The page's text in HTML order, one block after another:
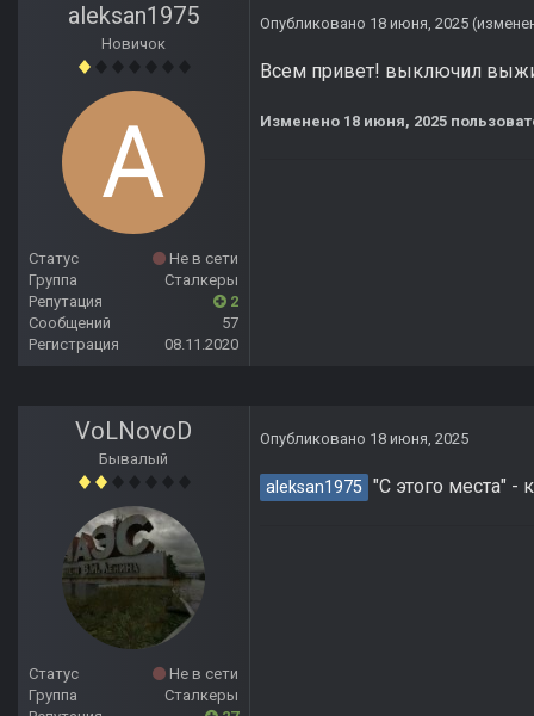
aleksan1975
Новичок
Статус
Не в сети
Группа
Сталкеры
Репутация
2
Сообщений
57
Регистрация
08.11.2020
Опубликовано 18 июня, 2025
Всем привет! выключил
Изменено 18 июня, 2025
VoLNovoD
Бывалый
Статус
Не в сети
Группа
Сталкеры
Опубликовано 18 июня, 2025
aleksan1975 "С этого места" -